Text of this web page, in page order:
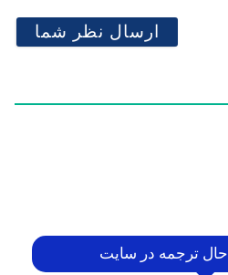
ترجمه در سایت